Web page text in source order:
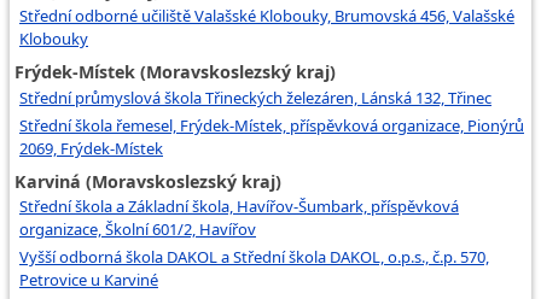
Střední odborné učiliště Valašské Klobouky, Brumovská 456, Valašské
Klobouky
Frýdek-Místek (Moravskoslezský kraj)
Střední průmyslová škola Třineckých železáren, Lánská 132, Třinec
Střední škola řemesel, Frýdek-Místek, příspěvková organizace, Pionýrů
2069, Frýdek-Místek
Karviná (Moravskoslezský kraj)
Střední škola a Základní škola, Havířov-Šumbark, příspěvková
organizace, Školní 601/2, Havířov
Vyšší odborná škola DAKOL a Střední škola DAKOL, o.p.s., č.p. 570,
Petrovice u Karviné